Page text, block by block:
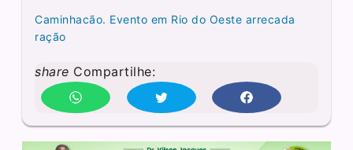
Caminhacão. Evento em Rio do Oeste arrecada
ração
share Compartilhe: